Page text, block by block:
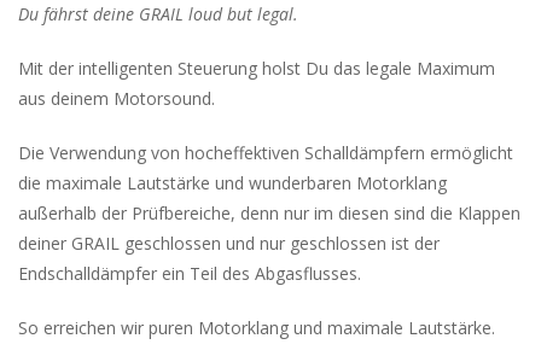
Du fährst deine GRAIL loud but legal.
Mit der intelligenten Steuerung holst Du das legale Maximum
aus deinem Motorsound.
Die Verwendung von hocheffektiven Schalldämpfern ermöglicht
die maximale Lautstärke und wunderbaren Motorklang
außerhalb der Prüfbereiche, denn nur im diesen sind die Klappen
deiner GRAIL geschlossen und nur geschlossen ist der
Endschalldämpfer ein Teil des Abgasflusses.
So erreichen wir puren Motorklang und maximale Lautstärke.